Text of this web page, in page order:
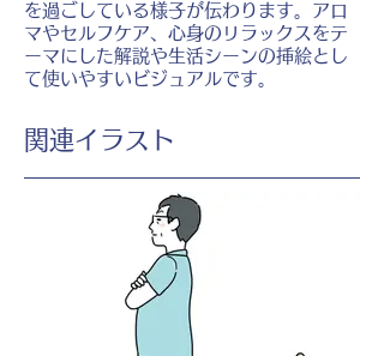
を過ごしている様子が伝わります。アロ
マやセルフケア、心身のリラックスをテ
ーマにした解説や生活シーンの挿絵とし
て使いやすいビジュアルです。
​関連イラスト